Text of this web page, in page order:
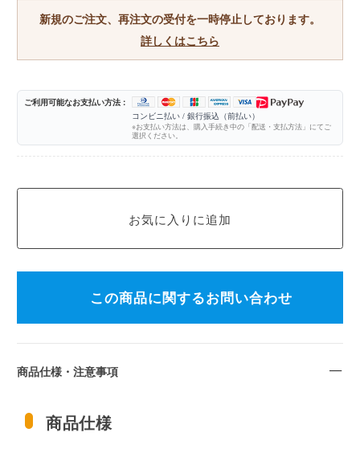
新規のご注文、再注文の受付を一時停止しております。
詳しくはこちら
ご利用可能なお支払い方法 :
コンビニ払い / 銀行振込（前払い）
※お支払い方法は、購入手続き中の「配送・支払方法」にてご
選択ください。
この商品に関するお問い合わせ
商品仕様・注意事項
商品仕様